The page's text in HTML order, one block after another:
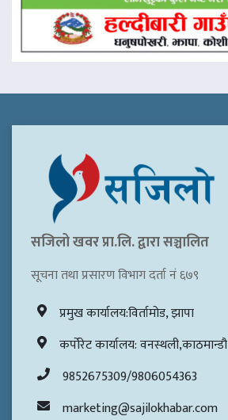
सजिलो खवर प्रा.लि. द्वारा सञ्चालित
सूचना तथा प्रसारण विभाग दर्ता नं ६७९
प्रमुख कार्यालय:विर्तामोड, झापा
कर्पोरेट कार्यालय: वनस्थली,काठमान्डौ
9852675309/9806054363
marketing@sajilokhabar.com